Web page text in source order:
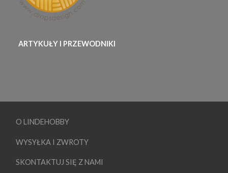
ARTYKUŁY I PRZEWODNIKI
O LINDEHOBBY
WYSYŁKA I ZWROTY
SKONTAKTUJ SIĘ Z NAMI